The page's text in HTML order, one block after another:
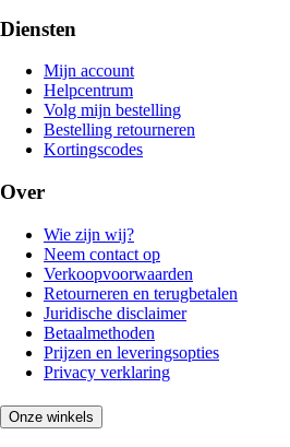
Diensten
Mijn account
Helpcentrum
Volg mijn bestelling
Bestelling retourneren
Kortingscodes
Over
Wie zijn wij?
Neem contact op
Verkoopvoorwaarden
Retourneren en terugbetalen
Juridische disclaimer
Betaalmethoden
Prijzen en leveringsopties
Privacy verklaring
Onze winkels